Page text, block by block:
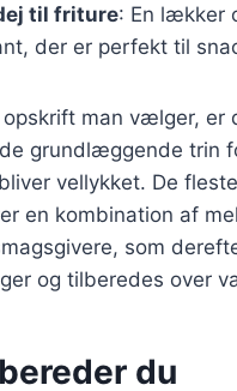
til friture: En lækker
der er perfekt til
opskrift man vælger, er
grundlæggende trin
vellykket. De fleste
en kombination af
som
og tilberedes over
du